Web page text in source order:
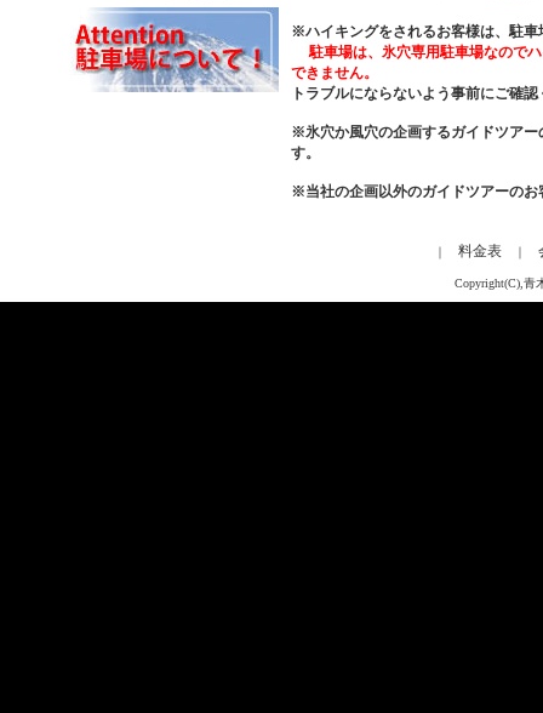
※ハイキングをされるお客様は、駐
駐車場は、 氷穴専用駐車場なので
できません。
トラブルにならないよう事前にご確
※氷穴か風穴の企画するガイドツア
す。
※当社の企画以外のガイドツアーの
｜ 料金表 ｜
Copyright(C),